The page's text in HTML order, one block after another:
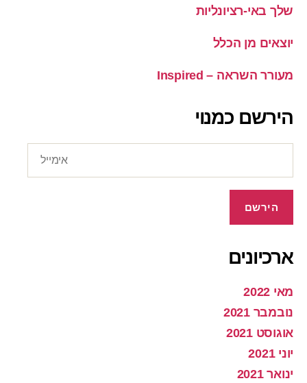
שלך באי-רציונליות
יוצאים מן הכלל
מעורר השראה – Inspired
הירשם כמנוי
הירשם
ארכיונים
מאי 2022
נובמבר 2021
אוגוסט 2021
יוני 2021
ינואר 2021